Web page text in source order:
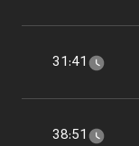
31:41
38:51